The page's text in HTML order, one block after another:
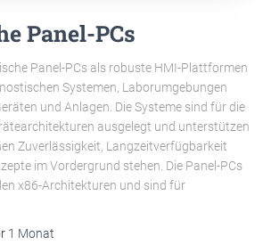
Panel-PCs
Panel-PCs als robuste HMI-Plattformen
Systemen, Laborumgebungen
und Anlagen. Die Systeme sind für die
ausgelegt und unterstützen
Zuverlässigkeit, Langzeitverfügbarkeit
im Vordergrund stehen. Die Panel-PCs
x86-Architekturen und sind für
1 Monat